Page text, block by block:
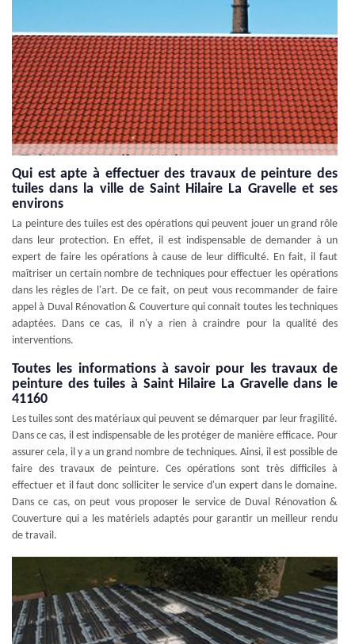
Qui est apte à effectuer des travaux de peinture des
tuiles dans la ville de Saint Hilaire La Gravelle et ses
environs
La peinture des tuiles est des opérations qui peuvent jouer un grand rôle
dans leur protection. En effet, il est indispensable de demander à un
expert de faire les opérations à cause de leur difficulté. En fait, il faut
maîtriser un certain nombre de techniques pour effectuer les opérations
dans les règles de l'art. De ce fait, on peut vous recommander de faire
appel à Duval Rénovation & Couverture qui connait toutes les techniques
adaptées. Dans ce cas, il n'y a rien à craindre pour la qualité des
interventions.
Toutes les informations à savoir pour les travaux de
peinture des tuiles à Saint Hilaire La Gravelle dans le
41160
Les tuiles sont des matériaux qui peuvent se démarquer par leur fragilité.
Dans ce cas, il est indispensable de les protéger de manière efficace. Pour
assurer cela, il y a un grand nombre de techniques. Ainsi, il est possible de
faire des travaux de peinture. Ces opérations sont très difficiles à
effectuer et il faut donc solliciter le service d'un expert dans le domaine.
Dans ce cas, on peut vous proposer le service de Duval Rénovation &
Couverture qui a les matériels adaptés pour garantir un meilleur rendu
de travail.